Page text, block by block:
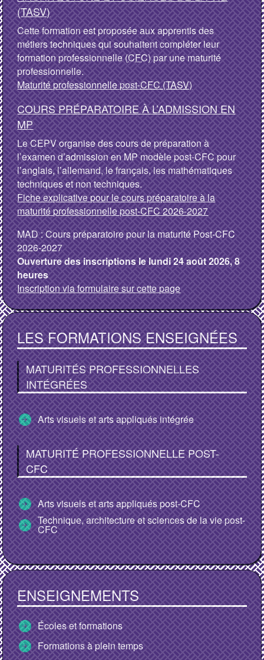
(TASV)
Cette formation est proposée aux apprentis des
métiers techniques qui souhaitent compléter leur
formation professionnelle (CFC) par une maturité
professionnelle.
Maturité professionnellepost-CFC (TASV)
COURS PRÉPARATOIRE À L’ADMISSION EN
MP
Le CEPV organise des cours de préparation à
l’examen d’admission en MP modèle post-CFC pour
l’anglais, l’allemand, le français, les mathématiques
techniques et non techniques.
Fiche explicative pour le cours préparatoire à la
maturité professionnelle post-CFC 2026-2027
MAD : Cours préparatoire pour la maturité Post-CFC
2026-2027
Ouverture des inscriptions le lundi 24 août 2026, 8
heures
Inscription via formulaire sur cette page
LES FORMATIONS ENSEIGNÉES
MATURITÉS PROFESSIONNELLES
INTÉGRÉES
arrow_circle_right Arts visuels et arts appliqués intégrée
MATURITÉ PROFESSIONNELLE POST-
CFC
arrow_circle_right Arts visuels et arts appliqués post-CFC
arrow_circle_right Technique, architecture et sciences de la vie post-
CFC
ENSEIGNEMENTS
arrow_circle_right Écoles et formations
arrow_circle_right Formations à plein temps